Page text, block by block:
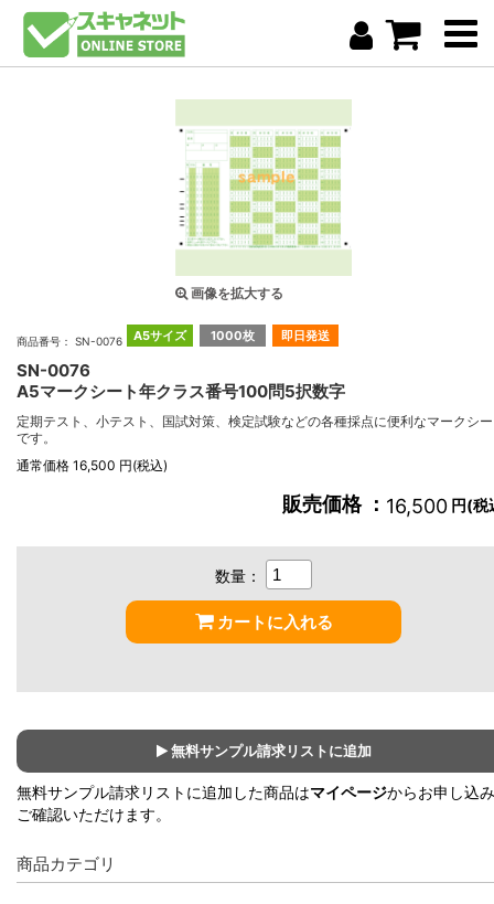
画像を拡大する
A5サイズ 1000枚 即日発送
商品番号： SN-0076
SN-0076
A5マークシート年クラス番号100問5択数字
定期テスト、小テスト、国試対策、検定試験などの各種採点に便利なマークシ
です。
通常価格 16,500 円(税込)
販売価格 ： 16,500 円(税
数量：
カートに入れる
無料サンプル請求リストに追加
無料サンプル請求リストに追加した商品はマイページからお申し込
ご確認いただけます。
商品カテゴリ